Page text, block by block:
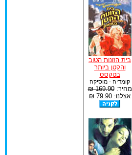
בית הזונות הטוב
והקטן ביותר
בטקסס
קומדיה - מוסיקה
מחיר:169.90 ₪
אצלנו: 79.90 ₪